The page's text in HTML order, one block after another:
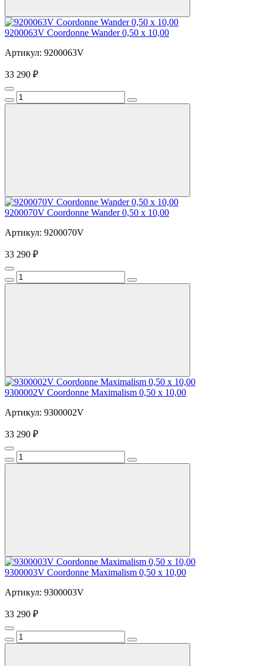
9200063V Coordonne Wander 0,50 х 10,00
Артикул: 9200063V
33 290 ₽
9200070V Coordonne Wander 0,50 х 10,00
Артикул: 9200070V
33 290 ₽
9300002V Coordonne Maximalism 0,50 х 10,00
Артикул: 9300002V
33 290 ₽
9300003V Coordonne Maximalism 0,50 х 10,00
Артикул: 9300003V
33 290 ₽